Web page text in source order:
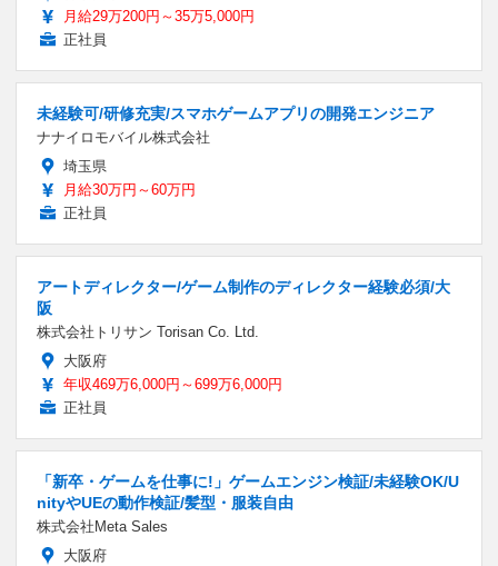
月給29万200円～35万5,000円
正社員
未経験可/研修充実/スマホゲームアプリの開発エンジニア
ナナイロモバイル株式会社
埼玉県
月給30万円～60万円
正社員
アートディレクター/ゲーム制作のディレクター経験必須/大
阪
株式会社トリサン Torisan Co. Ltd.
大阪府
年収469万6,000円～699万6,000円
正社員
「新卒・ゲームを仕事に!」ゲームエンジン検証/未経験OK/U
nityやUEの動作検証/髪型・服装自由
株式会社Meta Sales
大阪府